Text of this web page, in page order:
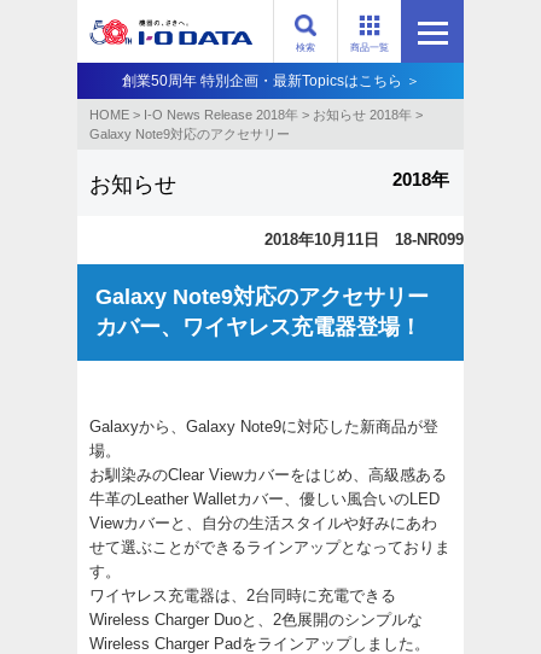
商品一覧
検索
創業50周年 特別企画・最新Topicsはこちら ＞
HOME > I-O News Release 2018年 > お知らせ 2018年 >
Galaxy Note9対応のアクセサリー
お知らせ 2018年
2018年10月11日 18-NR099
Galaxy Note9対応のアクセサリー
カバー、ワイヤレス充電器登場！
Galaxyから、Galaxy Note9に対応した新商品が登
場。
お馴染みのClear Viewカバーをはじめ、高級感ある
牛革のLeather Walletカバー、優しい風合いのLED
Viewカバーと、自分の生活スタイルや好みにあわ
せて選ぶことができるラインアップとなっておりま
す。
ワイヤレス充電器は、2台同時に充電できる
Wireless Charger Duoと、2色展開のシンプルな
Wireless Charger Padをラインアップしました。